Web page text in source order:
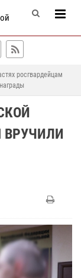
росгвардейцам
ВРУЧИЛИ